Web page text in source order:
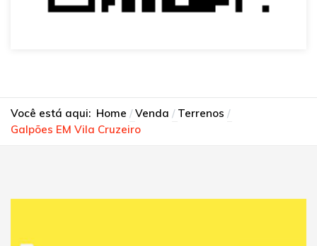
Você está aqui: Home Venda
Terrenos
Galpões EM Vila Cruzeiro